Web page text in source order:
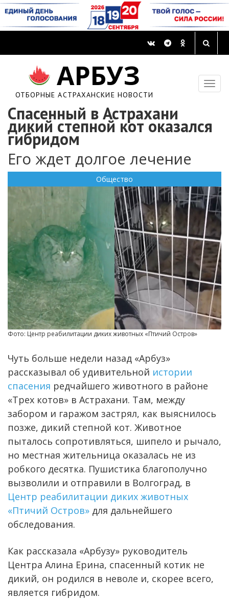
АРБУЗ
ОТБОРНЫЕ АСТРАХАНСКИЕ НОВОСТИ
Спасенный в Астрахани
дикий степной кот оказался
гибридом
Его ждет долгое лечение
Общество
Фото: Центр реабилитации диких животных «Птичий Остров»
Чуть больше недели назад «Арбуз»
рассказывал об удивительной истории
спасения редчайшего животного в районе
«Трех котов» в Астрахани. Там, между
забором и гаражом застрял, как выяснилось
позже, дикий степной кот. Животное
пыталось сопротивляться, шипело и рычало,
но местная жительница оказалась не из
робкого десятка. Пушистика благополучно
вызволили и отправили в Волгоград, в
Центр реабилитации диких животных
«Птичий Остров» для дальнейшего
обследования.
Как рассказала «Арбузу» руководитель
Центра Алина Ерина, спасенный котик не
дикий, он родился в неволе и, скорее всего,
является гибридом.